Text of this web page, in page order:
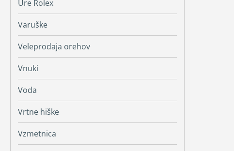
Ure Rolex
Varuške
Veleprodaja orehov
Vnuki
Voda
Vrtne hiške
Vzmetnica